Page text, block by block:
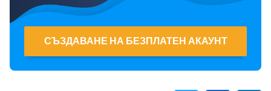
СЪЗДАВАНЕ НА БЕЗПЛАТЕН АКАУНТ